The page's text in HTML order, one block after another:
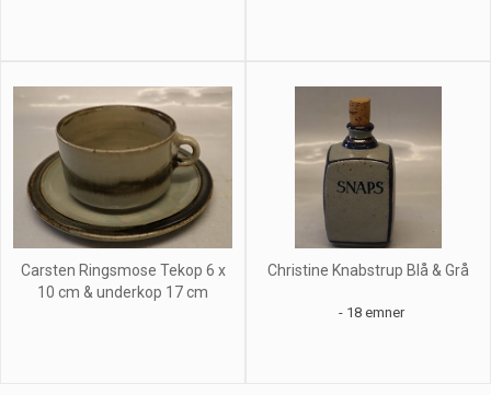
Carsten Ringsmose Tekop 6 x
10 cm & underkop 17 cm
Christine Knabstrup Blå & Grå
- 18 emner